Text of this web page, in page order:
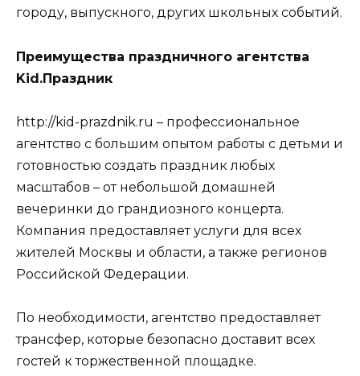
городу, выпускного, других школьных событий.
Преимущества праздничного агентства
Kid.Праздник
http://kid-prazdnik.ru – профессиональное
агентство с большим опытом работы с детьми и
готовностью создать праздник любых
масштабов – от небольшой домашней
вечеринки до грандиозного концерта.
Компания предоставляет услуги для всех
жителей Москвы и области, а также регионов
Российской Федерации.
По необходимости, агентство предоставляет
трансфер, которые безопасно доставит всех
гостей к торжественной площадке.